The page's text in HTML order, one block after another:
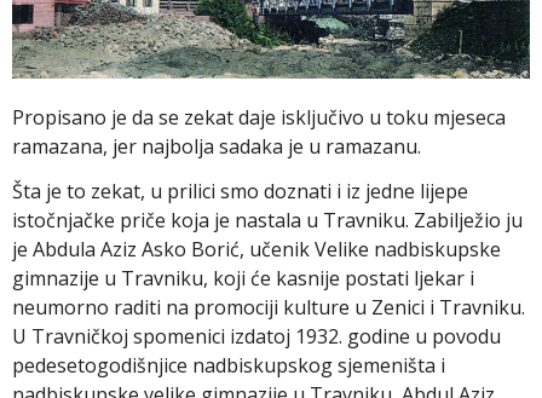
Propisano je da se zekat daje isključivo u toku mjeseca
ramazana, jer najbolja sadaka je u ramazanu.
Šta je to zekat, u prilici smo doznati i iz jedne lijepe
istočnjačke priče koja je nastala u Travniku. Zabilježio ju
je Abdula Aziz Asko Borić, učenik Velike nadbiskupske
gimnazije u Travniku, koji će kasnije postati ljekar i
neumorno raditi na promociji kulture u Zenici i Travniku.
U Travničkoj spomenici izdatoj 1932. godine u povodu
pedesetogodišnjice nadbiskupskog sjemeništa i